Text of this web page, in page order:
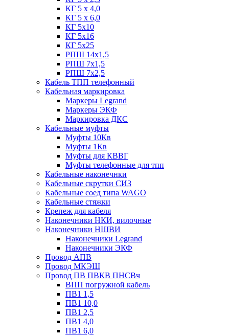
КГ 5 х 4,0
КГ 5 х 6,0
КГ 5х10
КГ 5х16
КГ 5х25
РПШ 14х1,5
РПШ 7х1,5
РПШ 7х2,5
Кабель ТПП телефонный
Кабельная маркировка
Маркеры Legrand
Маркеры ЭКФ
Маркировка ДКС
Кабельные муфты
Муфты 10Кв
Муфты 1Кв
Муфты для КВВГ
Муфты телефонные для тпп
Кабельные наконечнки
Кабельные скрутки СИЗ
Кабельные соед типа WAGO
Кабельные стяжки
Крепеж для кабеля
Наконечники НКИ, вилочные
Наконечники НШВИ
Наконечники Legrand
Наконечники ЭКФ
Провод АПВ
Провод МКЭШ
Провод ПВ ПВКВ ПНСВч
ВПП погружной кабель
ПВ1 1,5
ПВ1 10,0
ПВ1 2,5
ПВ1 4,0
ПВ1 6,0